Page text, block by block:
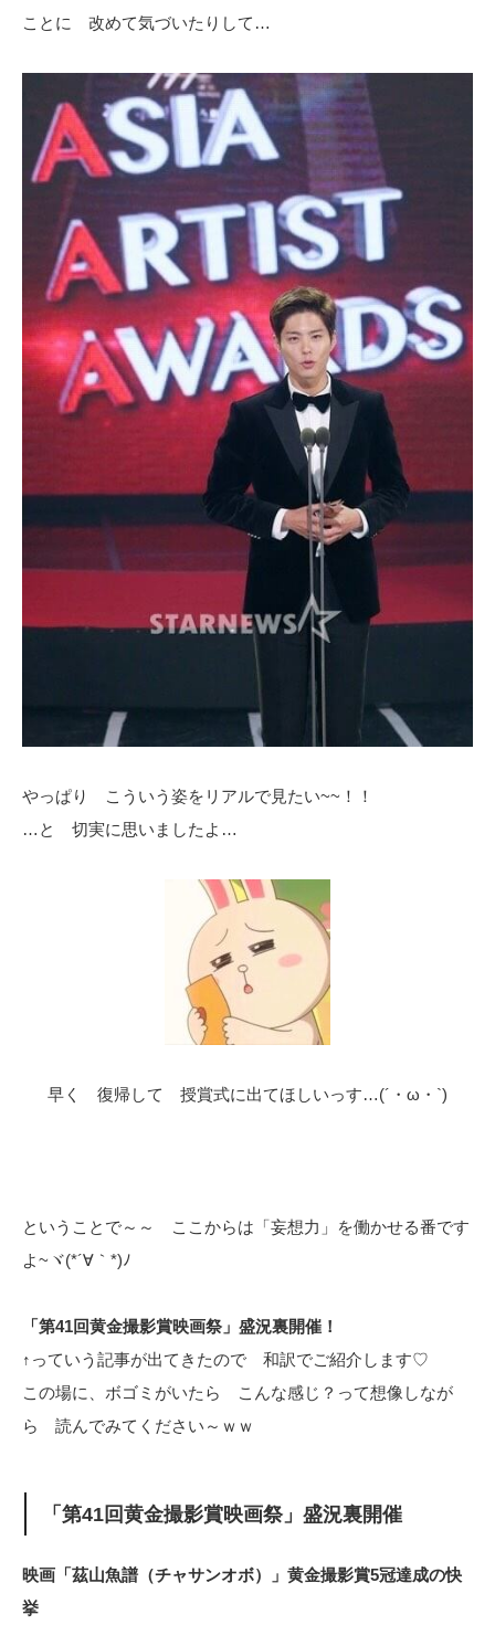
ことに 改めて気づいたりして…
やっぱり こういう姿をリアルで見たい~~！！
…と 切実に思いましたよ…
早く 復帰して 授賞式に出てほしいっす…(´・ω・`)
ということで～～ ここからは「妄想力」を働かせる番です
よ~ヾ(*´∀｀*)ﾉ
「第41回黄金撮影賞映画祭」盛況裏開催！
↑っていう記事が出てきたので 和訳でご紹介します♡
この場に、ボゴミがいたら こんな感じ？って想像しなが
ら 読んでみてください～ｗｗ
「第41回黄金撮影賞映画祭」盛況裏開催
映画「茲山魚譜（チャサンオボ）」黄金撮影賞5冠達成の快
挙